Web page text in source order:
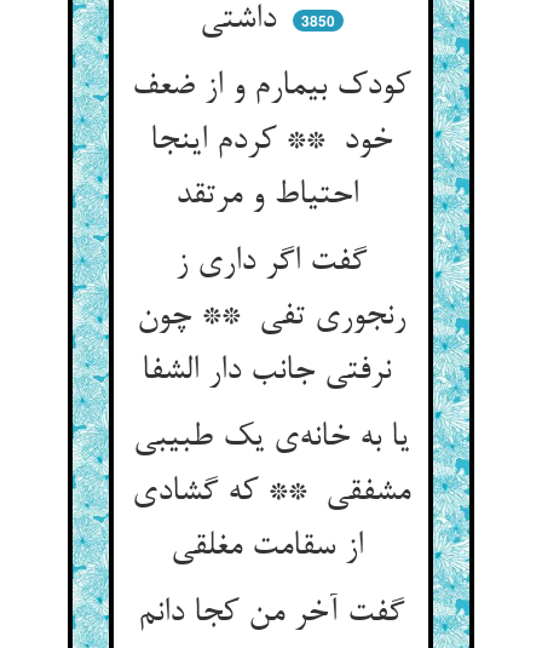
داشتی
3850
کودک بیمارم و از ضعف
خود ** کردم اینجا
احتیاط و مرتقد
گفت اگر داری ز
رنجوری تفی ** چون
نرفتی جانب دار الشفا
یا به خانه‌ی یک طبیبی
مشفقی ** که گشادی
از سقامت مغلقی
گفت آخر من کجا دانم